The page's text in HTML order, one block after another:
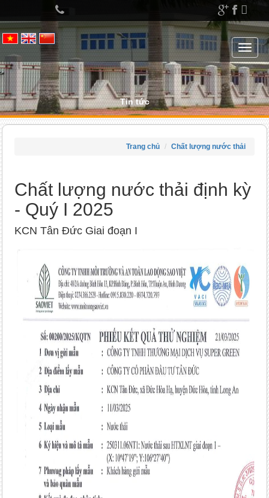
menu
Toggle
Tin tức
Trang chủ Chất lượng nước thải
Chất lượng nước thải định kỳ
- Quý I 2025
KCN Tân Đức Giai đoạn I